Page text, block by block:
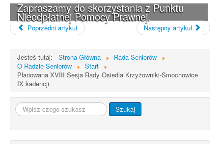
Zapraszamy do skorzystania z Punktu
Nieodpłatnej Pomocy Prawnej.
Poprzedni artykuł Następny artykuł
Jesteś tutaj: Strona Główna
Rada Seniorów
O Radzie Seniorów
Start
Planowana XVIII Sesja Rady Osiedla Krzyżowniki-Smochowice
IX kadencji
Szukaj... Szukaj